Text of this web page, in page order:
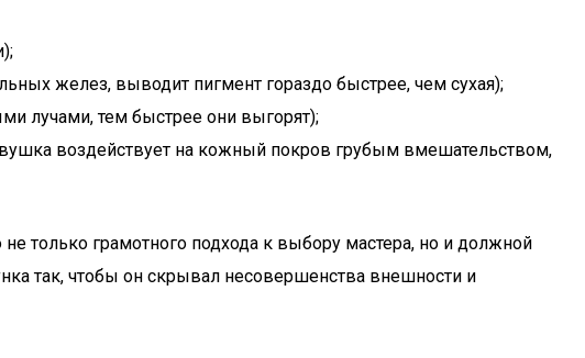
желез, выводит пигмент гораздо быстрее, чем сухая);
лучами, тем быстрее они выгорят);
воздействует на кожный покров грубым вмешательством,
только грамотного подхода к выбору мастера, но и должной
так, чтобы он скрывал несовершенства внешности и